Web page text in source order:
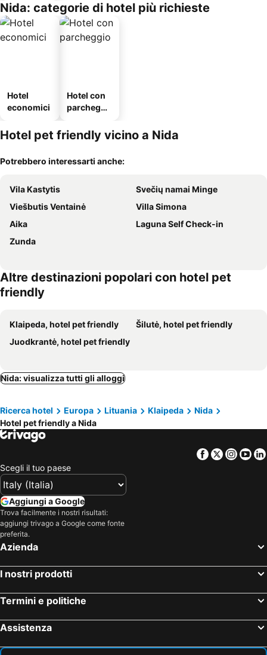
Nida: categorie di hotel più richieste
Hotel
economici
Hotel con
parcheggi
Hotel pet friendly vicino a Nida
Potrebbero interessarti anche:
Vila Kastytis
Svečių namai Minge
Viešbutis Ventainė
Villa Simona
Aika
Laguna Self Check-in
Zunda
Altre destinazioni popolari con hotel pet
friendly
Klaipeda, hotel pet friendly
Šilutė, hotel pet friendly
Juodkrantė, hotel pet friendly
Nida: visualizza tutti gli alloggi
Ricerca hotel Europa Lituania Klaipeda
Nida
Hotel pet friendly a Nida
Facebook
Twitter
Scegli il tuo paese
Aggiungi a Google
Trova facilmente i nostri risultati:
aggiungi trivago a Google come fonte
preferita.
Azienda
I nostri prodotti
Termini e politiche
Assistenza